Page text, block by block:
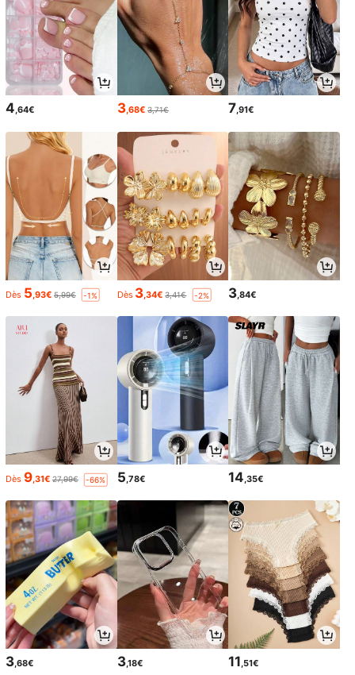
4,64€ 3,68€ 3,71€ 7,91€
Dès 5 ,93€ 5,99€ -1% Dès 3 ,34€ 3,41€ -2% 3 ,84€
Dès 9,31€ 27,99€ -66% 5,78€ 14,35€
3,68€ 3,18€ 11,51€